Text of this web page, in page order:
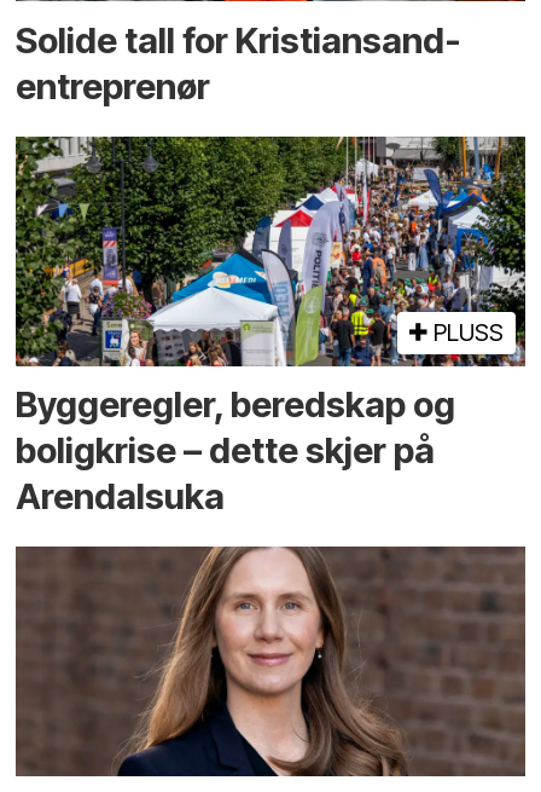
Solide tall for Kristiansand-
entreprenør
PLUSS
Bygge­regler, beredskap og
bolig­krise – dette skjer på
Arendals­uka